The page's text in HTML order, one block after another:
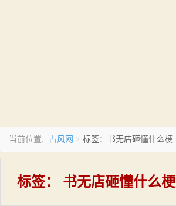
当前位置: 古风网 > 标签：书无店砸懂什么梗
标签： 书无店砸懂什么梗